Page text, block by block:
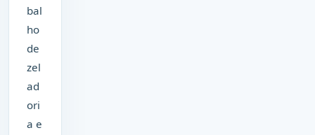
bal
ho
de
zel
ad
ori
a e